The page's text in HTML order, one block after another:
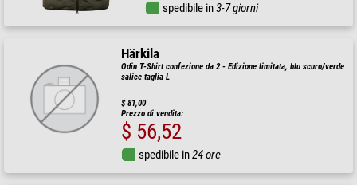
spedibile in3-7 giorni
Härkila
Odin T-Shirt confezione da 2 - Edizione limitata, blu scuro/verde
salice taglia L
$ 81,00
Prezzo di vendita:
$ 56,52
spedibile in24 ore